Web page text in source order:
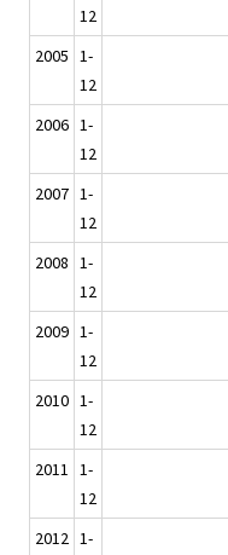
12
2005 1-
12
2006 1-
12
2007 1-
12
2008 1-
12
2009 1-
12
2010 1-
12
2011 1-
12
2012 1-